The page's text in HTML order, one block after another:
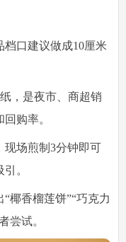
档口建议做成10厘米
，是夜市、商超销
购率。
现场煎制3分钟即可
。
椰香榴莲饼”“巧克力
尝试。